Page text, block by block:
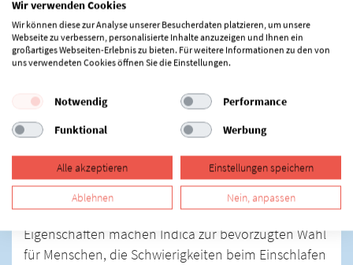
medizinischem Cannabis zur Behandlung von
Insomniaimmer häufiger verschrieben. Hierbei ist
es wichtig, zwischen den beiden Hauptsorten von
Sativa vs. Indica
Indica-Sorten sind für ihre beruhigende Wirkung
bekannt und enthalten höhere Mengen an
Cannabidiol (CBD) und spezifische Terpene wie
Myrcen, die eine sedative Wirkung haben. Diese
Eigenschaften machen Indica zur bevorzugten Wahl
für Menschen, die Schwierigkeiten beim Einschlafen
Wir verwenden Cookies
Wir können diese zur Analyse unserer Besucherdaten platzieren, um unsere
Webseite zu verbessern, personalisierte Inhalte anzuzeigen und Ihnen ein
großartiges Webseiten-Erlebnis zu bieten. Für weitere Informationen zu den von
uns verwendeten Cookies öffnen Sie die Einstellungen.
Notwendig
Performance
Funktional
Werbung
Alle akzeptieren Einstellungen speichern
Ablehnen Nein, anpassen